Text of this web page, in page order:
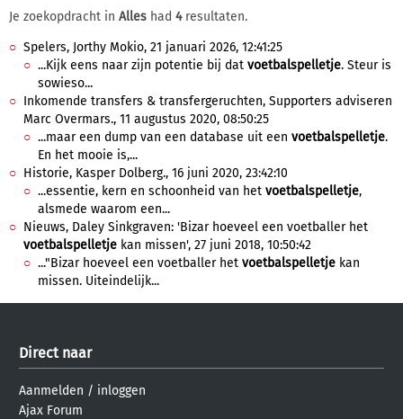
Je zoekopdracht in Alles had 4resultaten.
Spelers, Jorthy Mokio, 21 januari 2026, 12:41:25
...Kijk eens naar zijn potentie bij dat voetbalspelletje. Steur is
sowieso...
Inkomende transfers & transfergeruchten, Supporters adviseren
Marc Overmars., 11 augustus 2020, 08:50:25
...maar een dump van een database uit een voetbalspelletje.
En het mooie is,...
Historie, Kasper Dolberg., 16 juni 2020, 23:42:10
...essentie, kern en schoonheid van het voetbalspelletje,
alsmede waarom een...
Nieuws, Daley Sinkgraven: 'Bizar hoeveel een voetballer het
voetbalspelletje kan missen', 27 juni 2018, 10:50:42
..."Bizar hoeveel een voetballer het voetbalspelletje kan
missen. Uiteindelijk...
Direct naar
Aanmelden / inloggen
Ajax Forum